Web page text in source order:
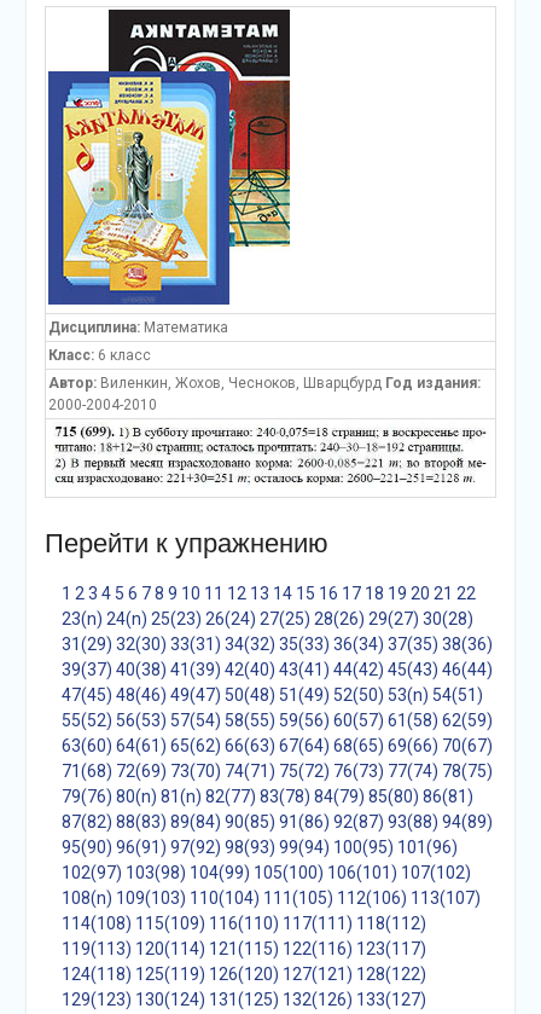
Дисциплина:Математика
Класс:6 класс
Автор:Виленкин, Жохов, Чесноков, Шварцбурд Год издания:
2000-2004-2010
Перейти к упражнению
1 2 3 4 5 6 7 8 9 10 11 12 13 14 15 16 17 18 19 20 21 22
23(n) 24(n) 25(23) 26(24) 27(25) 28(26) 29(27) 30(28)
31(29) 32(30) 33(31) 34(32) 35(33) 36(34) 37(35) 38(36)
39(37) 40(38) 41(39) 42(40) 43(41) 44(42) 45(43) 46(44)
47(45) 48(46) 49(47) 50(48) 51(49) 52(50) 53(n) 54(51)
55(52) 56(53) 57(54) 58(55) 59(56) 60(57) 61(58) 62(59)
63(60) 64(61) 65(62) 66(63) 67(64) 68(65) 69(66) 70(67)
71(68) 72(69) 73(70) 74(71) 75(72) 76(73) 77(74) 78(75)
79(76) 80(n) 81(n) 82(77) 83(78) 84(79) 85(80) 86(81)
87(82) 88(83) 89(84) 90(85) 91(86) 92(87) 93(88) 94(89)
95(90) 96(91) 97(92) 98(93) 99(94) 100(95) 101(96)
102(97) 103(98) 104(99) 105(100) 106(101) 107(102)
108(n) 109(103) 110(104) 111(105) 112(106) 113(107)
114(108) 115(109) 116(110) 117(111) 118(112)
119(113) 120(114) 121(115) 122(116) 123(117)
124(118) 125(119) 126(120) 127(121) 128(122)
129(123) 130(124) 131(125) 132(126) 133(127)